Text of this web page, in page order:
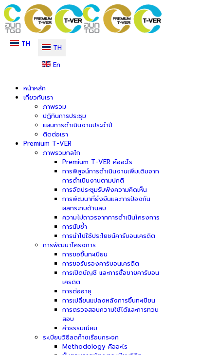
TH
TH
En
หน้าหลัก
เกี่ยวกับเรา
ภาพรวม
ปฏิทินการประชุม
แผนการดำเนินงานประจำปี
ติดต่อเรา
Premium T-VER
ภาพรวมกลไก
Premium T-VER คืออะไร
การพิสูจน์การดำเนินงานเพิ่มเติมจาก
การดำเนินงานตามปกติ
การจัดประชุมรับฟังความคิดเห็น
การพัฒนาที่ยั่งยืนและการป้องกัน
ผลกระทบด้านลบ
ความไม่ถาวรจากการดำเนินโครงการ
การนับซ้ำ
การนำไปใช้ประโยชน์คาร์บอนเครดิต
การพัฒนาโครงการ
การขอขึ้นทะเบียน
การขอรับรองคาร์บอนเครดิต
การเปิดบัญชี และการซื้อขายคาร์บอน
เครดิต
การต่ออายุ
การเปลี่ยนแปลงหลังการขึ้นทะเบียน
การตรวจสอบความใช้ได้และการทวน
สอบ
ค่าธรรมเนียม
ระเบียบวิธีลดก๊าซเรือนกระจก
Methodology คืออะไร